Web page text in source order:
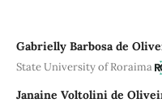
Gabrielly Barbosa de
State University of Roraima
Janaine Voltolini de